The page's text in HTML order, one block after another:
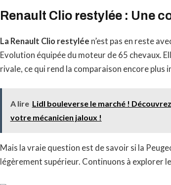
Renault Clio restylée : Une
La Renault Clio restylée n’est pas en reste
Evolution équipée du moteur de 65 chevaux.
rivale, ce qui rend la comparaison encore plus
A lire Lidl bouleverse le marché !
votre mécanicien jaloux !
Mais la vraie question est de savoir si la
légèrement supérieur. Continuons à explorer